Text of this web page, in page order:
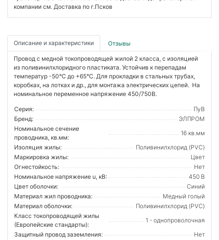
компании см. Доставка по г.Псков
Описание и характеристики Отзывы
Провод с медной токопроводящей жилой 2 класса, с изоляцией
из поливинилхлоридного пластиката. Устойчив к перепадам
температур -50°С до +65°С. Для прокладки в стальных трубах,
коробках, на лотках и др., для монтажа электрических цепей. На
номинальное переменное напряжение 450/750В.
Серия:
ПуВ
Бренд:
ЭЛПРОМ
Номинальное сечение
проводника, кв.мм:
16 кв.мм
Изоляция жилы:
Поливинилхлорид (PVC)
Маркировка жилы:
Цвет
Огнестойкость:
Нет
Номинальное напряжение u, кВ:
450 В
Цвет оболочки:
Синий
Материал жил проводника:
Медный голый
Материал оболочки:
Поливинилхлорид (PVC)
Класс токопроводящей жилы
(Европейские стандарты):
1 - однопроволочная
Защитный провод заземления:
Нет